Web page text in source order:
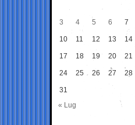
3 4 5 6 7
10 11 12 13 14
17 18 19 20 21
24 25 26 27 28
31
« Lug